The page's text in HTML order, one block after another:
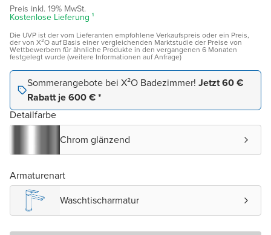
Preis inkl. 19% MwSt.
Kostenlose Lieferung ¹
Die UVP ist der vom Lieferanten empfohlene Verkaufspreis oder ein Preis,
der von X²O auf Basis einer vergleichenden Marktstudie der Preise von
Wettbewerbern für ähnliche Produkte in den vergangenen 6 Monaten
festgelegt wurde (weitere Informationen auf Anfrage)
Sommerangebote bei X²O Badezimmer! Jetzt 60 €
Rabatt je 600 € *
Detailfarbe
Chrom glänzend
Armaturenart
Waschtischarmatur